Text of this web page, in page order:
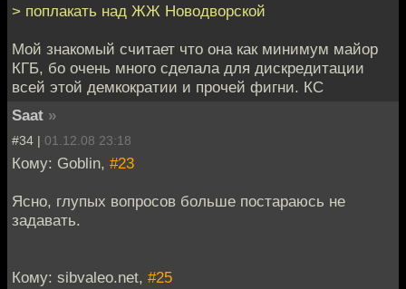
> поплакать над ЖЖ Новодворской
Мой знакомый считает что она как минимум майор
КГБ, бо очень много сделала для дискредитации
всей этой демкократии и прочей фигни. КС
Saat »
#34 | 01.12.08 23:18
Кому: Goblin, #23
Ясно, глупых вопросов больше постараюсь не
задавать.
Кому: sibvaleo.net, #25